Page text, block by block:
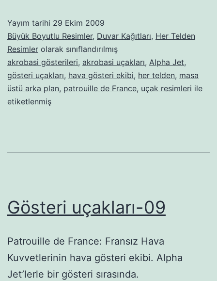
Yayım tarihi 29 Ekim 2009
Büyük Boyutlu Resimler, Duvar Kağıtları, Her Telden
Resimler olarak sınıflandırılmış
akrobasi gösterileri, akrobasi uçakları, Alpha Jet,
gösteri uçakları, hava gösteri ekibi, her telden, masa
üstü arka plan, patrouille de France, uçak resimleri ile
etiketlenmiş
Gösteri uçakları-09
Patrouille de France: Fransız Hava
Kuvvetlerinin hava gösteri ekibi. Alpha
Jet’lerle bir gösteri sırasında.